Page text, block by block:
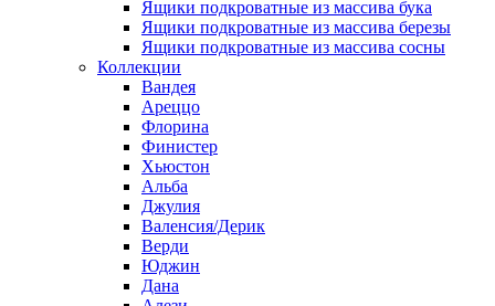
Ящики подкроватные из массива бука
Ящики подкроватные из массива березы
Ящики подкроватные из массива сосны
Коллекции
Вандея
Ареццо
Флорина
Финистер
Хьюстон
Альба
Джулия
Валенсия/Дерик
Верди
Юджин
Дана